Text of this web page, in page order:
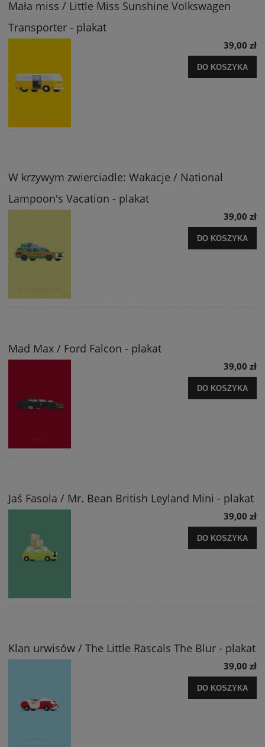
Mała miss / Little Miss Sunshine Volkswagen
Transporter - plakat
39,00 zł
DO KOSZYKA
W krzywym zwierciadle: Wakacje / National
Lampoon's Vacation - plakat
39,00 zł
DO KOSZYKA
Mad Max / Ford Falcon - plakat
39,00 zł
DO KOSZYKA
Jaś Fasola / Mr. Bean British Leyland Mini - plakat
39,00 zł
DO KOSZYKA
Klan urwisów / The Little Rascals The Blur - plakat
39,00 zł
DO KOSZYKA